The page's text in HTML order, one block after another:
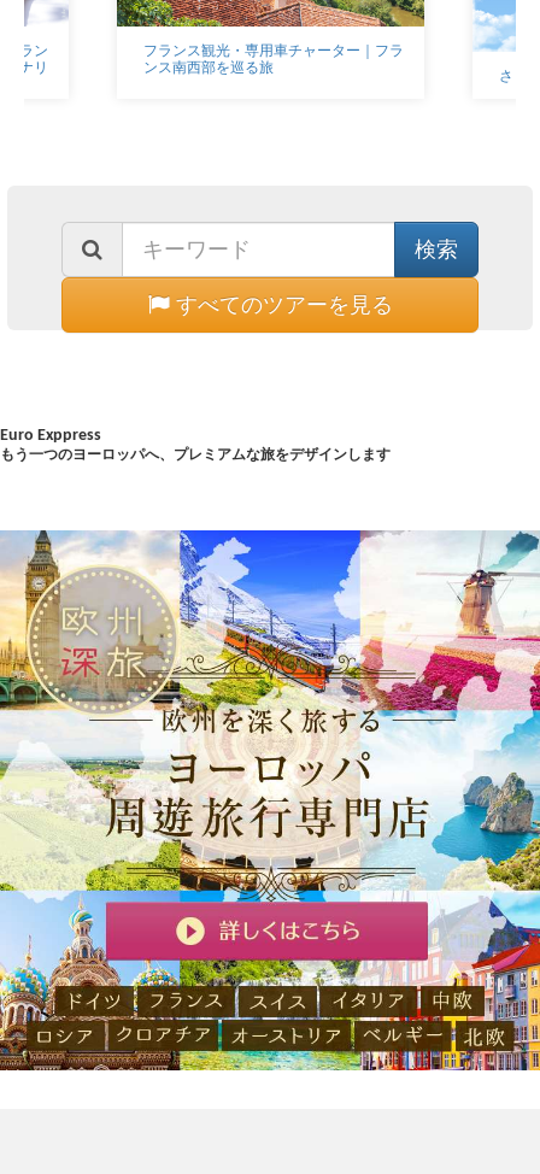
｜ラン
ナリ
フランス観光・専用車チャーター｜フラ
ンス南西部を巡る旅
さら
すべてのツアーを見る
Euro Exppress
もう一つのヨーロッパへ、プレミアムな旅をデザインします